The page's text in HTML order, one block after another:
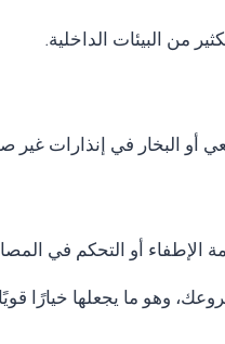
من البيئات الداخلية.
أو البخار في إنذارات
أو التحكم في
وهو ما يجعلها خيارًا